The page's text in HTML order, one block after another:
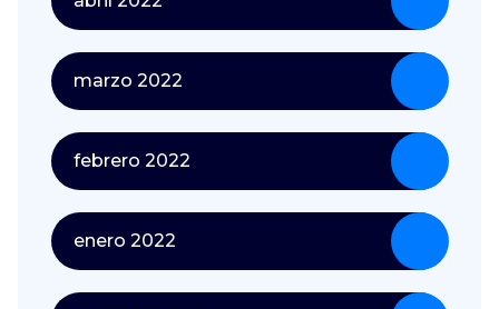
marzo 2022
febrero 2022
enero 2022